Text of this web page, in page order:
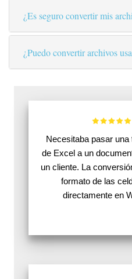
¿Es seguro convertir mis
¿Puedo convertir archivos
Necesitaba pasar
de Excel a un
un cliente. La
formato de las
directamente en